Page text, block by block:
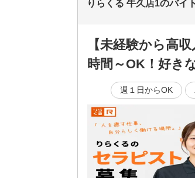
りらくる 牛久店1のバイ
【未経験から高
時間～OK！好き
週１日からOK